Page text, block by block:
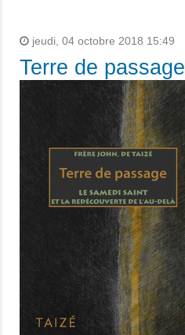
jeudi, 04 octobre 2018 15:49
Terre de passage